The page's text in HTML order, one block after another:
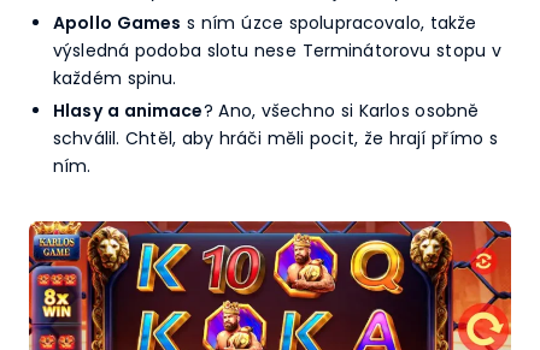
Apollo Games s ním úzce spolupracovalo, takže
výsledná podoba slotu nese Terminátorovu stopu v
každém spinu.
Hlasy a animace? Ano, všechno si Karlos osobně
schválil. Chtěl, aby hráči měli pocit, že hrají přímo s
ním.